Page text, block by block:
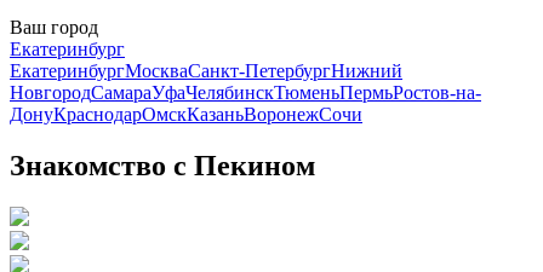
Ваш город
Екатеринбург
ЕкатеринбургМоскваСанкт-ПетербургНижний
НовгородСамараУфаЧелябинскТюменьПермьРостов-на-
ДонуКраснодарОмскКазаньВоронежСочи
Знакомство с Пекином